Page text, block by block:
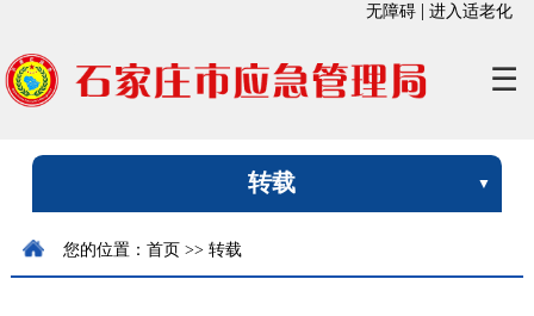
无障碍 |进入适老化
☰
转载
您的位置：首页 >>转载